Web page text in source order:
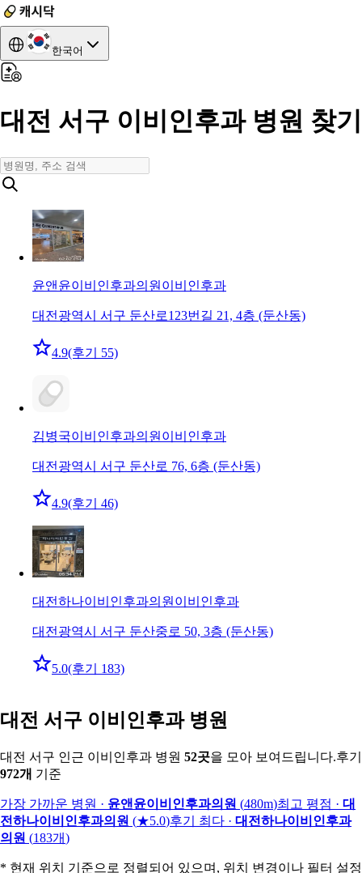
한국어
대전 서구 이비인후과 병원 찾기
윤앤윤이비인후과의원 이비인후과
대전광역시 서구 둔산로123번길 21, 4층 (둔산동)
4.9(후기 55)
김병국이비인후과의원 이비인후과
대전광역시 서구 둔산로 76, 6층 (둔산동)
4.9(후기 46)
대전하나이비인후과의원 이비인후과
대전광역시 서구 둔산중로 50, 3층 (둔산동)
5.0(후기 183)
대전 서구 이비인후과 병원
대전 서구 인근 이비인후과 병원 52곳을 모아 보여드립니다.후기
972개 기준
가장 가까운 병원 · 윤앤윤이비인후과의원 (480m)최고 평점 · 대
전하나이비인후과의원 (★5.0)후기 최다 · 대전하나이비인후과
의원 (183개)
* 현재 위치 기준으로 정렬되어 있으며, 위치 변경이나 필터 설정